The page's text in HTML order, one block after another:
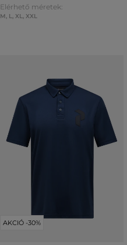
Elérhető méretek:
M, L, XL, XXL
AKCIÓ -30%